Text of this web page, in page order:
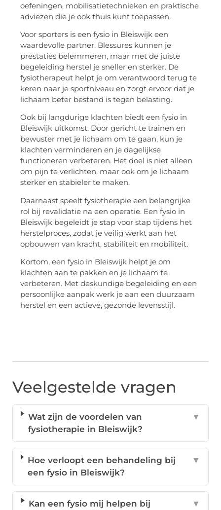
oefeningen, mobilisatietechnieken en praktische
adviezen die je ook thuis kunt toepassen.
Voor sporters is een fysio in Bleiswijk een
waardevolle partner. Blessures kunnen je
prestaties belemmeren, maar met de juiste
begeleiding herstel je sneller en sterker. De
fysiotherapeut helpt je om verantwoord terug te
keren naar je sportniveau en zorgt ervoor dat je
lichaam beter bestand is tegen belasting.
Ook bij langdurige klachten biedt een fysio in
Bleiswijk uitkomst. Door gericht te trainen en
bewuster met je lichaam om te gaan, kun je
klachten verminderen en je dagelijkse
functioneren verbeteren. Het doel is niet alleen
om pijn te verlichten, maar ook om je lichaam
sterker en stabieler te maken.
Daarnaast speelt fysiotherapie een belangrijke
rol bij revalidatie na een operatie. Een fysio in
Bleiswijk begeleidt je stap voor stap tijdens het
herstelproces, zodat je veilig werkt aan het
opbouwen van kracht, stabiliteit en mobiliteit.
Kortom, een fysio in Bleiswijk helpt je om
klachten aan te pakken en je lichaam te
verbeteren. Met deskundige begeleiding en een
persoonlijke aanpak werk je aan een duurzaam
herstel en een actieve, gezonde levensstijl.
Veelgestelde vragen
Wat zijn de voordelen van
fysiotherapie in Bleiswijk?
▼
Hoe verloopt een behandeling bij
een fysio in Bleiswijk?
▼
Kan een fysio mij helpen bij ▼